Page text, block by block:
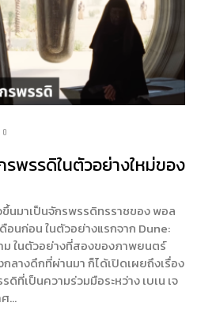
0
พรรดิในตัวอย่างใหม่ของ
ขึ้นมาเป็นจักรพรรดิทรราชของ พอล
อนก่อน ในตัวอย่างแรกจาก Dune:
ม ในตัวอย่างที่สองของภาพยนตร์
ลางดึกที่ผ่านมา ก็ได้เปิดเผยถึงเรื่อง
ที่เป็นความร่วมมือระหว่าง เบเน เจ
ศ…